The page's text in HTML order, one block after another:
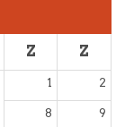
Z Z
1 2
8 9